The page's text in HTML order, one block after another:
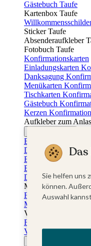
Gästebuch Taufe
Kartenbox Taufe
Sticker Taufe
Absenderaufkleber
Fotobuch Taufe
Konfirmationskarten
Einladungskarten
Danksagung
Menükarten
Tischkarten
Gästebuch
Kerzen Konfirmation
Aufkleber zum
Einladungskarten
Dankeskarten
Einschulungskarten
Einladungskarten
Danksagung
Muttertag
Fotogeschenke
Muttertagskarten
Vatertag
Fotogeschenke
Vatertagskarten
Sie helfen uns
können.
Auswahl